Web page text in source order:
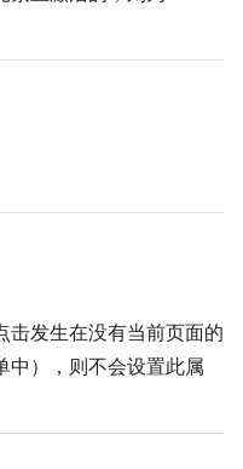
击发生在没有当前页面的
中），则不会设置此属